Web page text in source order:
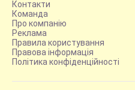
Контакти
Команда
Про компанію
Реклама
Правила користування
Правова інформація
Політика конфіденційності